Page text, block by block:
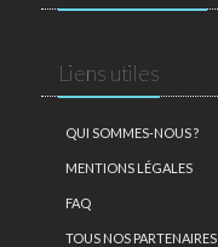
Liens utiles
QUI SOMMES-NOUS ?
MENTIONS LÉGALES
FAQ
TOUS NOS PARTENAIRES